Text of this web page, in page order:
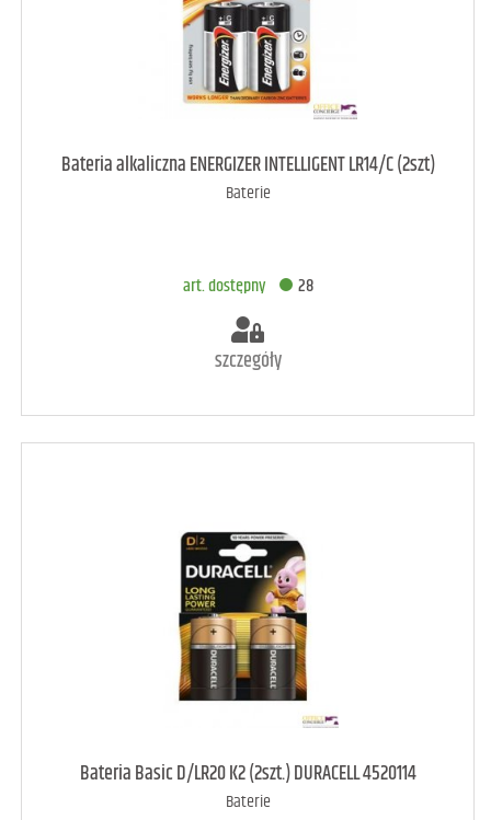
art. dostępny 10
Bateria alkaliczna ENERGIZER INTELLIGENT LR14/C (2szt)
Baterie
art. dostępny 28
szczegóły
art. dostępny 28
Bateria Basic D/LR20 K2 (2szt.) DURACELL 4520114
Baterie